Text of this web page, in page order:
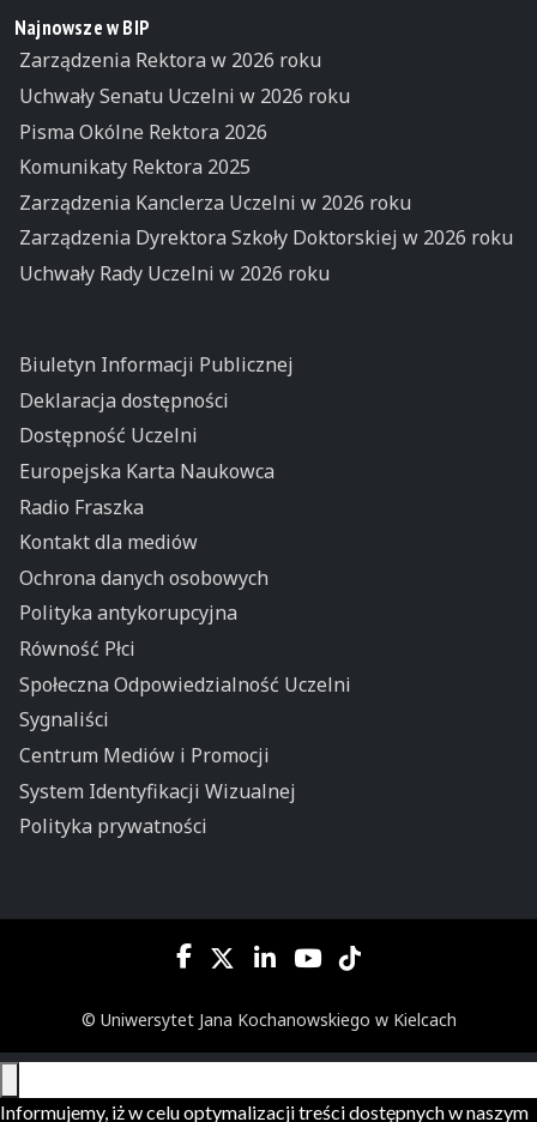
Najnowsze w BIP
Zarządzenia Rektora w 2026 roku
Uchwały Senatu Uczelni w 2026 roku
Pisma Okólne Rektora 2026
Komunikaty Rektora 2025
Zarządzenia Kanclerza Uczelni w 2026 roku
Zarządzenia Dyrektora Szkoły Doktorskiej w 2026 roku
Uchwały Rady Uczelni w 2026 roku
Biuletyn Informacji Publicznej
Deklaracja dostępności
Dostępność Uczelni
Europejska Karta Naukowca
Radio Fraszka
Kontakt dla mediów
Ochrona danych osobowych
Polityka antykorupcyjna
Równość Płci
Społeczna Odpowiedzialność Uczelni
Sygnaliści
Centrum Mediów i Promocji
System Identyfikacji Wizualnej
Polityka prywatności
© Uniwersytet Jana Kochanowskiego w Kielcach
Informujemy, iż w celu optymalizacji treści dostępnych w naszym